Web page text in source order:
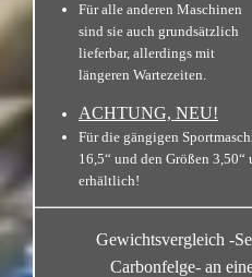
Für alle anderen Maschinen
sind sie auch grundsätzlich
lieferbar, allerdings mit
längeren Wartezeiten.
ACHTUNG, NEU!
Für die gängigen
16,5“ und den Größen
erhältlich!
Gewichtsvergleich -
Carbonfelge- an